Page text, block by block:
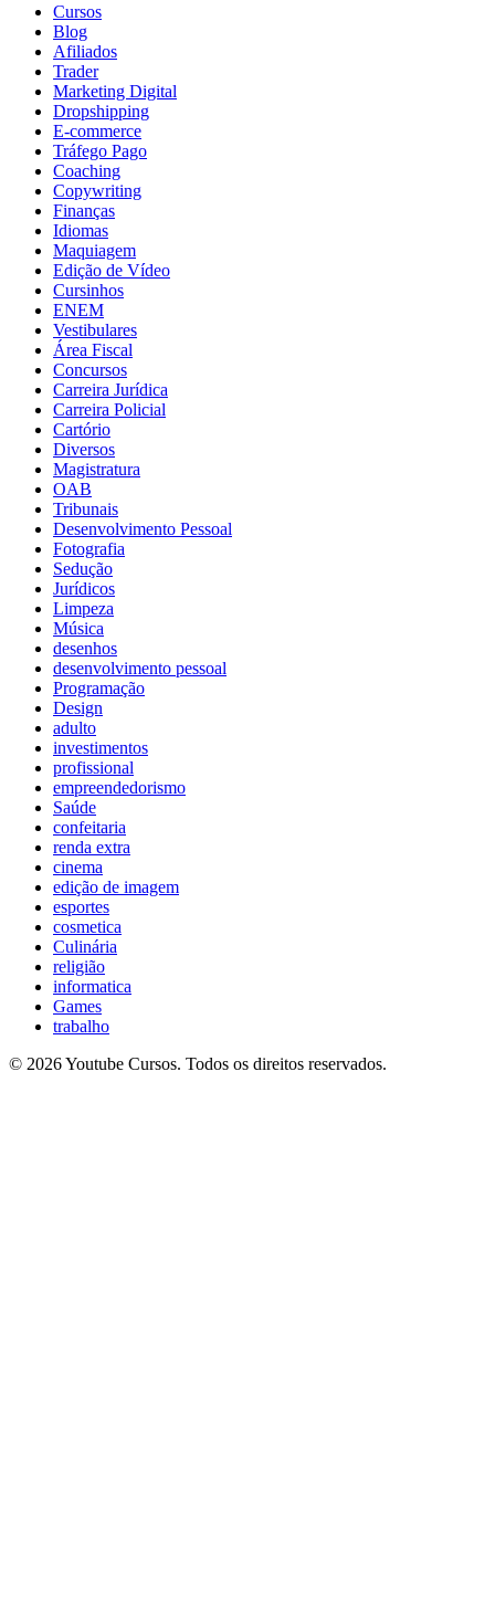
Cursos
Blog
Afiliados
Trader
Marketing Digital
Dropshipping
E-commerce
Tráfego Pago
Coaching
Copywriting
Finanças
Idiomas
Maquiagem
Edição de Vídeo
Cursinhos
ENEM
Vestibulares
Área Fiscal
Concursos
Carreira Jurídica
Carreira Policial
Cartório
Diversos
Magistratura
OAB
Tribunais
Desenvolvimento Pessoal
Fotografia
Sedução
Jurídicos
Limpeza
Música
desenhos
desenvolvimento pessoal
Programação
Design
adulto
investimentos
profissional
empreendedorismo
Saúde
confeitaria
renda extra
cinema
edição de imagem
esportes
cosmetica
Culinária
religião
informatica
Games
trabalho
© 2026 Youtube Cursos. Todos os direitos reservados.